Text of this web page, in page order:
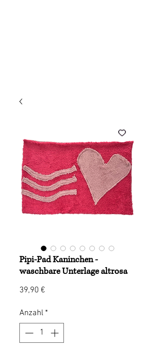
Pipi-Pad Kaninchen -
waschbare Unterlage altrosa
39,90 €
Anzahl *